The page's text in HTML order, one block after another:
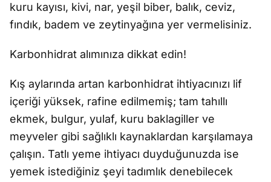
kuru kayısı, kivi, nar, yeşil biber, balık, ceviz,
fındık, badem ve zeytinyağına yer vermelisiniz.
Karbonhidrat alımınıza dikkat edin!
Kış aylarında artan karbonhidrat ihtiyacınızı lif
içeriği yüksek, rafine edilmemiş; tam tahıllı
ekmek, bulgur, yulaf, kuru baklagiller ve
meyveler gibi sağlıklı kaynaklardan karşılamaya
çalışın. Tatlı yeme ihtiyacı duyduğunuzda ise
yemek istediğiniz şeyi tadımlık denebilecek